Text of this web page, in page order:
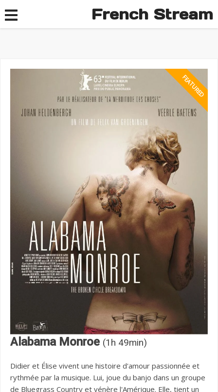
French Stream
Alabama Monroe (1h 49min)
Didier et Élise vivent une histoire d'amour passionnée et
rythmée par la musique. Lui, joue du banjo dans un groupe
de Bluegrass Country et vénère l'Amérique. Elle, tient un